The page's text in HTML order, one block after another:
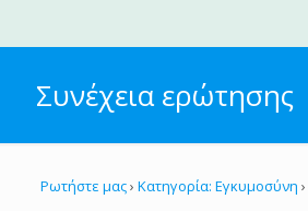
Συνέχεια ερώτησης
Ρωτήστε μας› Κατηγορία: Εγκυμοσύνη ›